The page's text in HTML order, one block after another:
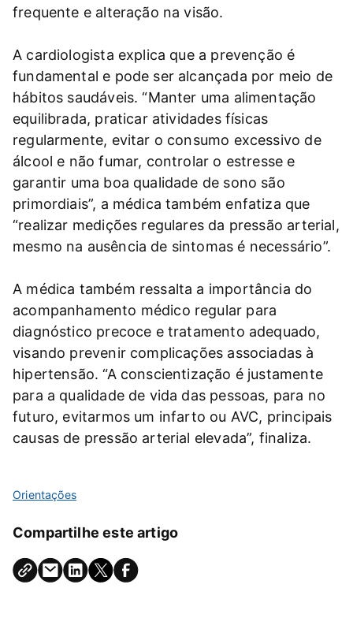
frequente e alteração na visão.
A cardiologista explica que a prevenção é
fundamental e pode ser alcançada por meio de
hábitos saudáveis. “Manter uma alimentação
equilibrada, praticar atividades físicas
regularmente, evitar o consumo excessivo de
álcool e não fumar, controlar o estresse e
garantir uma boa qualidade de sono são
primordiais”, a médica também enfatiza que
“realizar medições regulares da pressão arterial,
mesmo na ausência de sintomas é necessário”.
A médica também ressalta a importância do
acompanhamento médico regular para
diagnóstico precoce e tratamento adequado,
visando prevenir complicações associadas à
hipertensão. “A conscientização é justamente
para a qualidade de vida das pessoas, para no
futuro, evitarmos um infarto ou AVC, principais
causas de pressão arterial elevada”, finaliza.
Orientações
Compartilhe este artigo